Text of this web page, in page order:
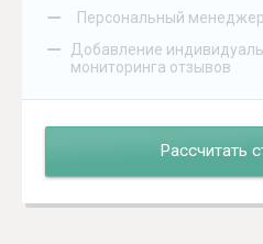
– Персональный менеджер
–
Добавление
мониторинга отзывов
Рассчитать